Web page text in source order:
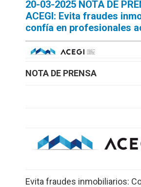
20-03-2025 NOTA DE
ACEGI: Evita fraudes
confía en profesionales
NOTA DE PRENSA
Evita fraudes inmobiliarios: